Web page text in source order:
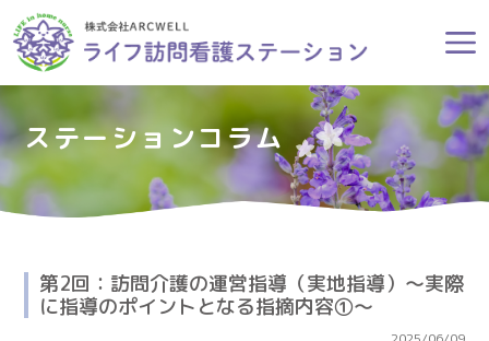
ステーションコラム
第2回：訪問介護の運営指導（実地指導）～実際
に指導のポイントとなる指摘内容①～